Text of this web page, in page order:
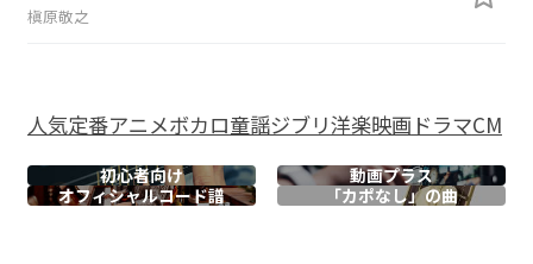
槇原敬之
人気定番アニメボカロ童謡ジブリ洋楽映画ドラマCM
初心者向け
動画プラス
オフィシャルコード譜 「カポなし」の曲